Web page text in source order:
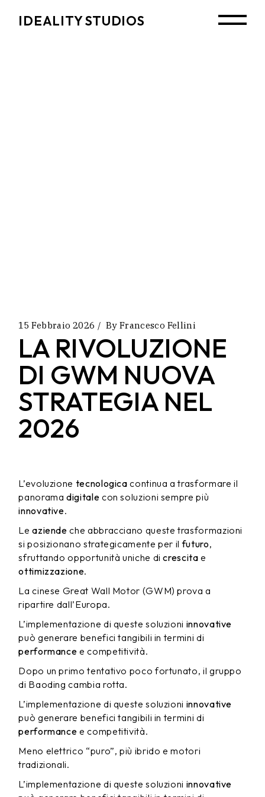
IDEALITY STUDIOS
15 Febbraio 2026 By Francesco Fellini
LA RIVOLUZIONE
DI GWM NUOVA
STRATEGIA NEL
2026
L’evoluzione tecnologica continua a trasformare il
panoramadigitale con soluzioni sempre più
innovative.
Leaziende che abbracciano queste trasformazioni
si posizionano strategicamente per ilfuturo,
sfruttando opportunità uniche dicrescita e
ottimizzazione.
La cinese Great Wall Motor (GWM) prova a
ripartire dall’Europa.
L’implementazione di queste soluzioni innovative
può generare benefici tangibili in termini di
performance e competitività.
Dopo un primo tentativo poco fortunato, il gruppo
di Baoding cambia rotta.
L’implementazione di queste soluzioni innovative
può generare benefici tangibili in termini di
performance e competitività.
Meno elettrico “puro”, più ibrido e motori
tradizionali.
L’implementazione di queste soluzioni innovative